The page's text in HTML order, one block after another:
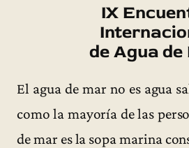
IX
de Agua
El agua de mar no es agua
como la mayoría de las
de mar es la sopa marina